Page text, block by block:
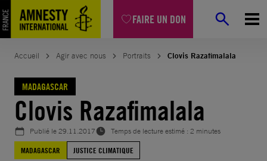
FAIRE UN DON
Aller
au
contenu
Accueil Agir avec nous Portraits Clovis Razafimalala
MADAGASCAR
Clovis Razafimalala
Publié le29.11.2017
Temps de lecture estimé : 2 minutes
MADAGASCAR
JUSTICE CLIMATIQUE